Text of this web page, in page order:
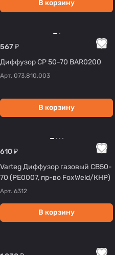
В корзину
567 ₽
Диффузор CP 50-70 BAR0200
Арт. 073.810.003
В корзину
610 ₽
Varteg Диффузор газовый СВ50-
70 (РЕ0007, пр-во FoxWeld/КНР)
Арт. 6312
В корзину